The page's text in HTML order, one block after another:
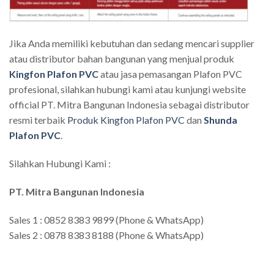
Jika Anda memiliki kebutuhan dan sedang mencari supplier
atau distributor bahan bangunan yang menjual produk
Kingfon Plafon PVCatau jasa pemasangan Plafon PVC
profesional, silahkan hubungi kami atau kunjungi website
official PT. Mitra Bangunan Indonesia sebagai distributor
resmi terbaik Produk Kingfon Plafon PVC dan Shunda
Plafon PVC.
Silahkan Hubungi Kami :
PT. Mitra Bangunan Indonesia
Sales 1 : 0852 8383 9899 (Phone & WhatsApp)
Sales 2 : 0878 8383 8188 (Phone & WhatsApp)